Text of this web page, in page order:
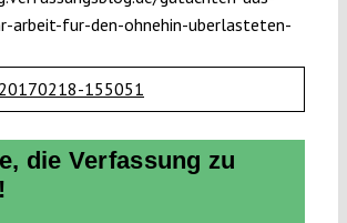
arbeit-fur-den-ohnehin-uberlasteten-
155051
die Verfassung zu